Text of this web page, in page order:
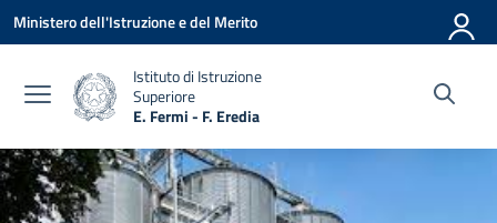
Vai ai contenuti
Vai al menu di navigazione
Vai al footer
Ministero dell'Istruzione e del Merito
Istituto di Istruzione
Superiore
E. Fermi - F. Eredia